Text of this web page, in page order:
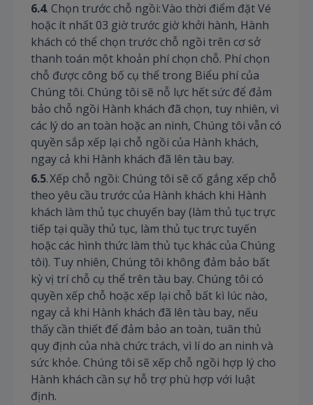
6.4. Chọn trước chỗ ngồi: Vào thời điểm đặt Vé
hoặc ít nhất 03 giờ trước giờ khởi hành, Hành
khách có thể chọn trước chỗ ngồi trên cơ sở
thanh toán một khoản phí chọn chỗ. Phí chọn
chỗ được công bố cụ thể trong Biểu phí của
Chúng tôi. Chúng tôi sẽ nỗ lực hết sức để đảm
bảo chỗ ngồi Hành khách đã chọn, tuy nhiên, vì
các lý do an toàn hoặc an ninh, Chúng tôi vẫn có
quyền sắp xếp lại chỗ ngồi của Hành khách,
ngay cả khi Hành khách đã lên tàu bay.
6.5. Xếp chỗ ngồi: Chúng tôi sẽ cố gắng xếp chỗ
theo yêu cầu trước của Hành khách khi Hành
khách làm thủ tục chuyến bay (làm thủ tục trực
tiếp tại quầy thủ tục, làm thủ tục trực tuyến
hoặc các hình thức làm thủ tục khác của Chúng
tôi). Tuy nhiên, Chúng tôi không đảm bảo bất
kỳ vị trí chỗ cụ thể trên tàu bay. Chúng tôi có
quyền xếp chỗ hoặc xếp lại chỗ bất kì lúc nào,
ngay cả khi Hành khách đã lên tàu bay, nếu
thấy cần thiết để đảm bảo an toàn, tuân thủ
quy định của nhà chức trách, vì lí do an ninh và
sức khỏe. Chúng tôi sẽ xếp chỗ ngồi hợp lý cho
Hành khách cần sự hỗ trợ phù hợp với luật
định.